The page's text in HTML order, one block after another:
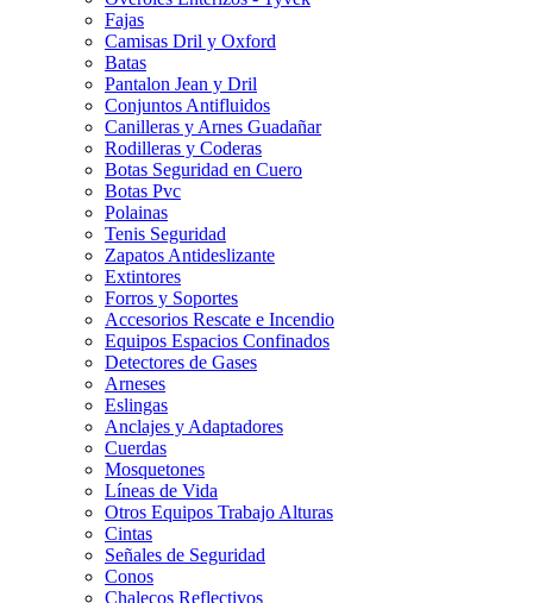
Fajas
Camisas Dril y Oxford
Batas
Pantalon Jean y Dril
Conjuntos Antifluidos
Canilleras y Arnes Guadañar
Rodilleras y Coderas
Botas Seguridad en Cuero
Botas Pvc
Polainas
Tenis Seguridad
Zapatos Antideslizante
Extintores
Forros y Soportes
Accesorios Rescate e Incendio
Equipos Espacios Confinados
Detectores de Gases
Arneses
Eslingas
Anclajes y Adaptadores
Cuerdas
Mosquetones
Líneas de Vida
Otros Equipos Trabajo Alturas
Cintas
Señales de Seguridad
Conos
Chalecos Reflectivos